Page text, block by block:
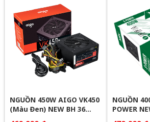
cho main: - 1x 24pin
mainboard/ 1x 8(4+4 pin)
ATX12V, CPU Đầu cấp điện
cho hệ thống: 1x 8 pin
(6+2pin) VGA/ 2x Sata/ 2x
Molex
cấp cải
giữa các
3.3V và 5V
ổn định,
thống tải 12V
chất liệu
phủ màu đen Quạt
12cm với
quạt
trường 25℃. Chế độ tiết
điện C6 /
các bộ vi
NGUỒN 450W AIGO VK450
(Màu Đen) NEW BH 36
NGUỒN
POWER